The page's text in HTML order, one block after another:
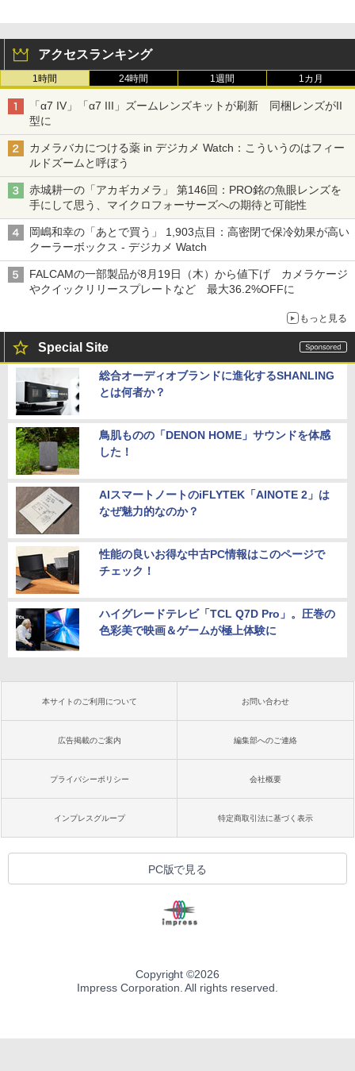
アクセスランキング
1時間 24時間 1週間 1カ月
「α7 IV」「α7 III」ズームレンズキットが刷新 同梱レンズがII
型に
カメラバカにつける薬 in デジカメ Watch：こういうのはフィー
ルドズームと呼ぼう
赤城耕一の「アカギカメラ」 第146回：PRO銘の魚眼レンズを
手にして思う、マイクロフォーサーズへの期待と可能性
岡嶋和幸の「あとで買う」 1,903点目：高密閉で保冷効果が高い
クーラーボックス - デジカメ Watch
FALCAMの一部製品が8月19日（木）から値下げ カメラケージ
やクイックリリースプレートなど 最大36.2%OFFに
もっと見る
Special Site
総合オーディオブランドに進化するSHANLING
とは何者か？
鳥肌ものの「DENON HOME」サウンドを体感
した！
AIスマートノートのiFLYTEK「AINOTE 2」は
なぜ魅力的なのか？
性能の良いお得な中古PC情報はこのページで
チェック！
ハイグレードテレビ「TCL Q7D Pro」。圧巻の
色彩美で映画＆ゲームが極上体験に
本サイトのご利用について お問い合わせ
広告掲載のご案内 編集部へのご連絡
プライバシーポリシー 会社概要
インプレスグループ 特定商取引法に基づく表示
PC版で見る
Copyright ©2026
Impress Corporation. All rights reserved.